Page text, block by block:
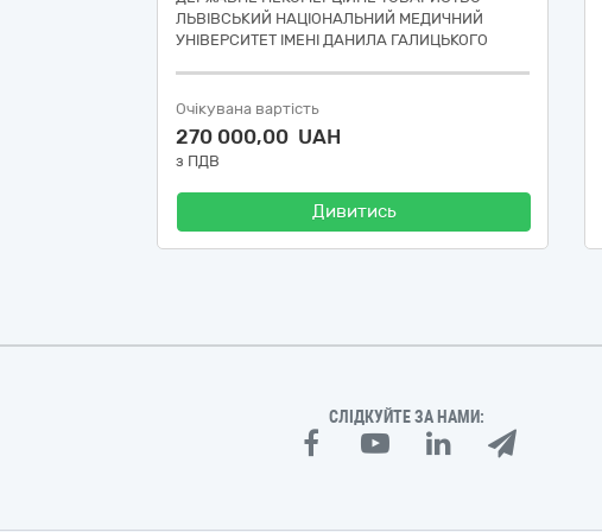
ЛЬВІВСЬКИЙ НАЦІОНАЛЬНИЙ МЕДИЧНИЙ
УНІВЕРСИТЕТ ІМЕНІ ДАНИЛА ГАЛИЦЬКОГО
Очікувана вартість
270 000,00 UAH
з ПДВ
Дивитись
СЛІДКУЙТЕ ЗА НАМИ: